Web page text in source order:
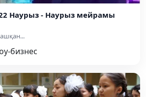
Наурыз - Наурыз мейрамы
бизнес